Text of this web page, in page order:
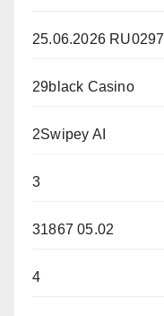
25.06.2026 RU0297
29black Casino
2Swipey AI
3
31867 05.02
4